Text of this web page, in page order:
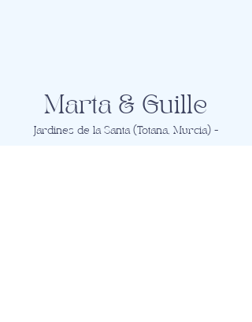
Marta & Guille
Jardines de la Santa (Totana, Murcia) -